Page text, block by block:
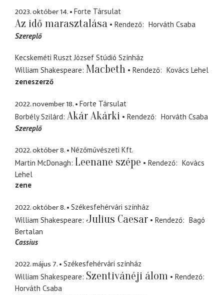
2023. október 14. Forte Társulat
Az idő marasztalása Rendező
Horváth Csaba
Szereplő
Kecskeméti Ruszt József Stúdió Színház
William Shakespeare Macbeth Rendező
Kovács Lehel
zeneszerző
2022. november 18.
Forte Társulat
Borbély Szilárd Akár Akárki Rendező
Horváth Csaba
Szereplő
2022. október 8.
Nézőművészeti Kft.
Martin McDonagh Leenane szépe Rendező
Kovács
Lehel
zene
2022. október 8.
Székesfehérvári színház
William Shakespeare Julius Caesar Rendező
Bagó
Bertalan
Cassius
2022. május 7.
Székesfehérvári színház
William Shakespeare Szentivánéji álom
Rendező
Horváth Csaba